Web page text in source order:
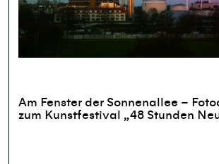
Am Fenster der Sonnenallee –
zum Kunstfestival „48 Stunden